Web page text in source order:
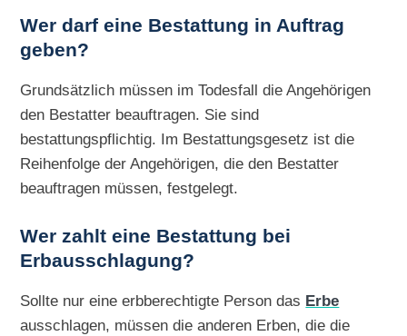
Wer darf eine Bestattung in Auftrag
geben?
Grundsätzlich müssen im Todesfall die Angehörigen
den Bestatter beauftragen. Sie sind
bestattungspflichtig. Im Bestattungsgesetz ist die
Reihenfolge der Angehörigen, die den Bestatter
beauftragen müssen, festgelegt.
Wer zahlt eine Bestattung bei
Erbausschlagung?
Sollte nur eine erbberechtigte Person das Erbe
ausschlagen, müssen die anderen Erben, die die